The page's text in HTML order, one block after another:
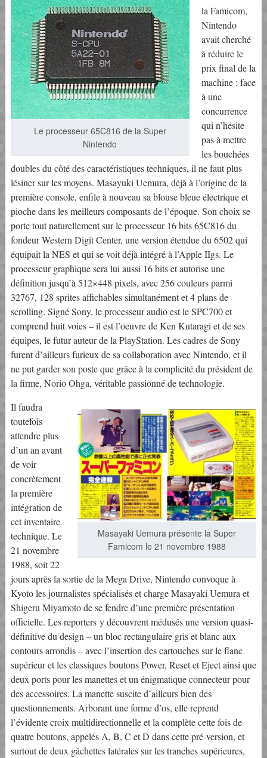
Le processeur 65C816 de la Super
Nintendo
la Famicom,
Nintendo
avait cherché
à réduire le
prix final de la
machine : face
à une
concurrence
qui n’hésite
pas à mettre
les bouchées
doubles du côté des caractéristiques techniques, il ne faut plus
lésiner sur les moyens. Masayuki Uemura, déjà à l’origine de la
première console, enfile à nouveau sa blouse bleue électrique et
pioche dans les meilleurs composants de l’époque. Son choix se
porte tout naturellement sur le processeur 16 bits 65C816 du
fondeur Western Digit Center, une version étendue du 6502 qui
équipait la NES et qui se voit déjà intégré à l’Apple IIgs. Le
processeur graphique sera lui aussi 16 bits et autorise une
définition jusqu’à 512×448 pixels, avec 256 couleurs parmi
32767, 128 sprites affichables simultanément et 4 plans de
scrolling. Signé Sony, le processeur audio est le SPC700 et
comprend huit voies – il est l’oeuvre de Ken Kutaragi et de ses
équipes, le futur auteur de la PlayStation. Les cadres de Sony
furent d’ailleurs furieux de sa collaboration avec Nintendo, et il
ne put garder son poste que grâce à la complicité du président de
la firme, Norio Ohga, véritable passionné de technologie.
Masayaki Uemura présente la Super
Famicom le 21 novembre 1988
Il faudra
toutefois
attendre plus
d’un an avant
de voir
concrètement
la première
intégration de
cet inventaire
technique. Le
21 novembre
1988, soit 22
jours après la sortie de la Mega Drive, Nintendo convoque à
Kyoto les journalistes spécialisés et charge Masayaki Uemura et
Shigeru Miyamoto de se fendre d’une première présentation
officielle. Les reporters y découvrent médusés une version quasi-
définitive du design – un bloc rectangulaire gris et blanc aux
contours arrondis – avec l’insertion des cartouches sur le flanc
supérieur et les classiques boutons Power, Reset et Eject ainsi que
deux ports pour les manettes et un énigmatique connecteur pour
des accessoires. La manette suscite d’ailleurs bien des
questionnements. Arborant une forme d’os, elle reprend
l’évidente croix multidirectionnelle et la complète cette fois de
quatre boutons, appelés A, B, C et D dans cette pré-version, et
surtout de deux gâchettes latérales sur les tranches supérieures,